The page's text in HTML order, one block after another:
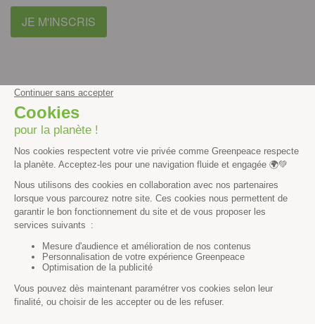
JE M'INSCRIS
Contenus et propriété intellectuelle
Mentions légales
Politique de confidentialité
Les autres sites de Greenpeace
dans le monde
Cliquez-ici pour modifier vos préférences en matière de cookies
Greenpeace